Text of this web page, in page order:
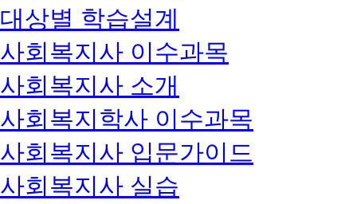
대상별 학습설계
사회복지사 이수과목
사회복지사 소개
사회복지학사 이수과목
사회복지사 입문가이드
사회복지사 실습